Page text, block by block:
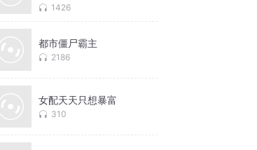
1426
都市僵尸霸主
2186
女配天天只想暴富
310